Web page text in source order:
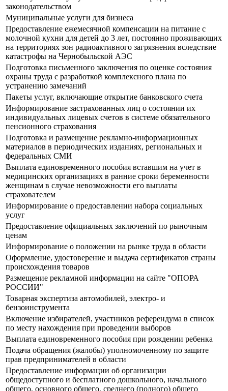
законодательством
Муниципальные услуги для бизнеса
Предоставление ежемесячной компенсации на питание с
молочной кухни для детей до 3 лет, постоянно проживающих
на территориях зон радиоактивного загрязнения вследствие
катастрофы на Чернобыльской АЭС
Подготовка письменного заключения по оценке состояния
охраны труда с разработкой комплексного плана по
устранению замечаний
Пакеты услуг, включающие открытие банковского счета
Информирование застрахованных лиц о состоянии их
индивидуальных лицевых счетов в системе обязательного
пенсионного страхования
Подготовка и размещение рекламно-информационных
материалов в периодических изданиях, региональных и
федеральных СМИ
Выплата единовременного пособия вставшим на учет в
медицинских организациях в ранние сроки беременности
женщинам в случае невозможности его выплаты
страхователем
Информирование о предоставлении набора социальных
услуг
Предоставление официальных заключений по рыночным
ценам
Информирование о положении на рынке труда в области
Оформление, удостоверение и выдача сертификатов страны
происхождения товаров
Размещение рекламной информации на сайте "ОПОРА
РОССИИ"
Товарная экспертиза автомобилей, электро- и
бензоинструмента
Включение избирателей, участников референдума в список
по месту нахождения при проведении выборов
Выплата единовременного пособия при рождении ребенка
Подача обращения (жалобы) уполномоченному по защите
прав предпринимателей в области
Предоставление информации об организации
общедоступного и бесплатного дошкольного, начального
общего, основного общего, среднего (полного) общего